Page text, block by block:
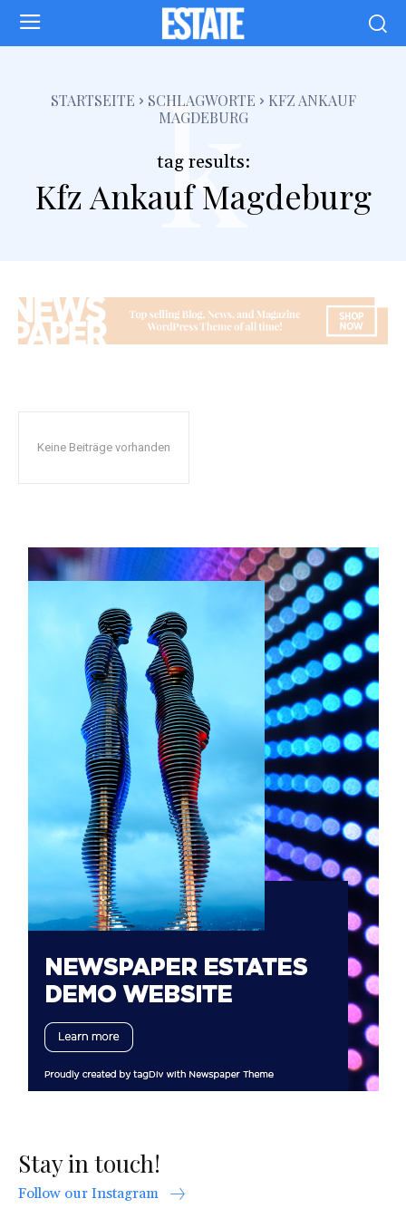
STARTSEITE SCHLAGWORTE
KFZ ANKAUF
MAGDEBURG
tag results:
Kfz Ankauf Magdeburg
k
Keine Beiträge vorhanden
Stay in touch!
Follow our Instagram